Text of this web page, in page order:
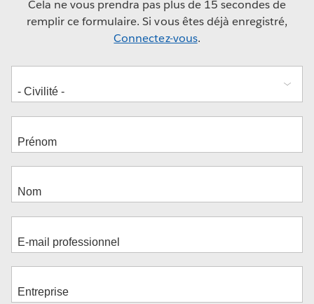
Cela ne vous prendra pas plus de 15 secondes de
remplir ce formulaire. Si vous êtes déjà enregistré,
Connectez-vous.